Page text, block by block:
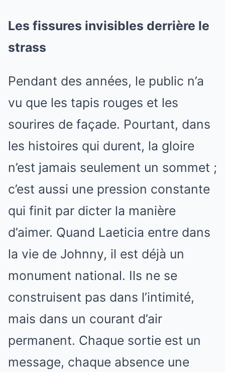
Les fissures invisibles derrière le
strass
Pendant des années, le public n’a
vu que les tapis rouges et les
sourires de façade. Pourtant, dans
les histoires qui durent, la gloire
n’est jamais seulement un sommet ;
c’est aussi une pression constante
qui finit par dicter la manière
d’aimer. Quand Laeticia entre dans
la vie de Johnny, il est déjà un
monument national. Ils ne se
construisent pas dans l’intimité,
mais dans un courant d’air
permanent. Chaque sortie est un
message, chaque absence une